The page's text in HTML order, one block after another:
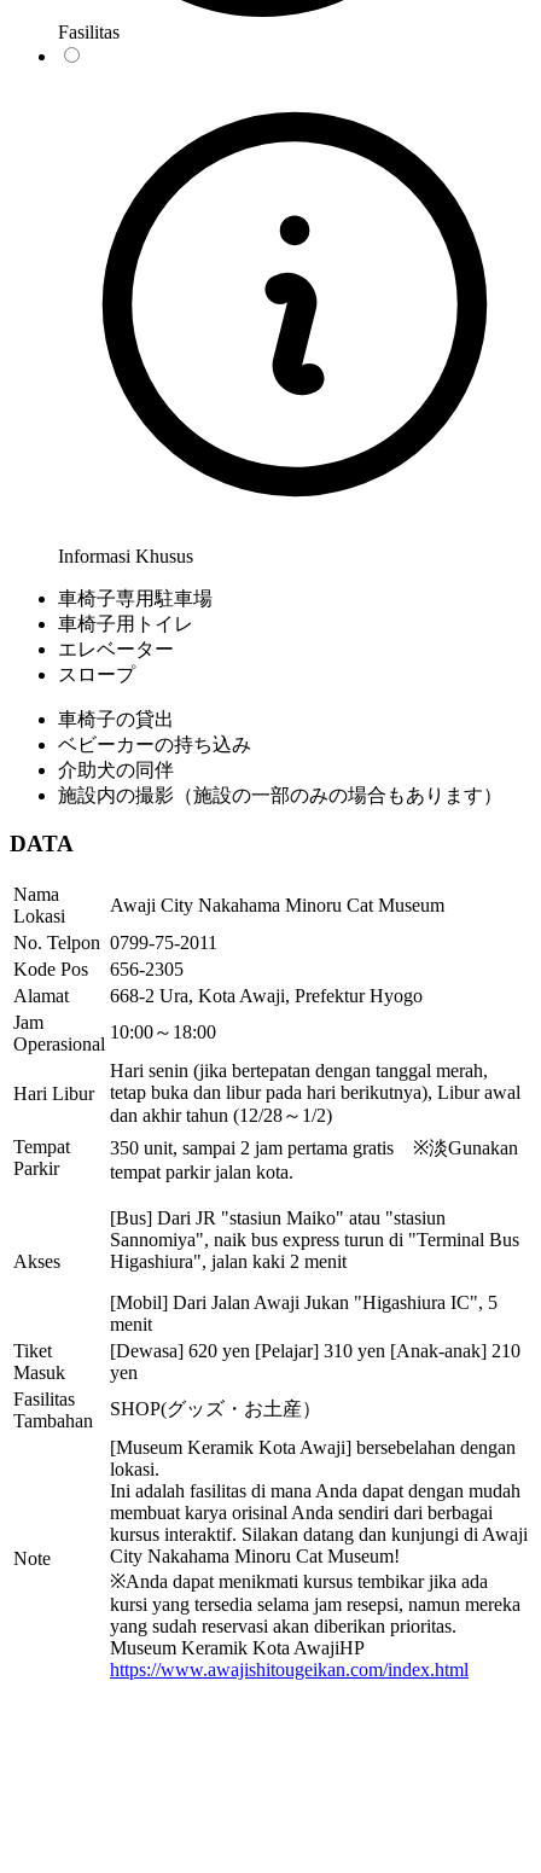
Fasilitas
Informasi Khusus
車椅子専用駐車場
車椅子用トイレ
エレベーター
スロープ
車椅子の貸出
ベビーカーの持ち込み
介助犬の同伴
施設内の撮影（施設の一部のみの場合もあります）
DATA
Nama
Lokasi
Awaji City Nakahama Minoru Cat Museum
No. Telpon 0799-75-2011
Kode Pos
656-2305
Alamat
668-2 Ura, Kota Awaji, Prefektur Hyogo
Jam
Operasional
10:00～18:00
Hari Libur
Hari senin (jika bertepatan dengan tanggal merah,
tetap buka dan libur pada hari berikutnya), Libur awal
dan akhir tahun (12/28～1/2)
Tempat
Parkir
350 unit, sampai 2 jam pertama gratis ※淡Gunakan
tempat parkir jalan kota.
Akses
[Bus] Dari JR "stasiun Maiko" atau "stasiun
Sannomiya", naik bus express turun di "Terminal Bus
Higashiura", jalan kaki 2 menit
[Mobil] Dari Jalan Awaji Jukan "Higashiura IC", 5
menit
Tiket
Masuk
[Dewasa] 620 yen [Pelajar] 310 yen [Anak-anak] 210
yen
Fasilitas
Tambahan
SHOP(グッズ・お土産）
Note
[Museum Keramik Kota Awaji] bersebelahan dengan
lokasi.
Ini adalah fasilitas di mana Anda dapat dengan mudah
membuat karya orisinal Anda sendiri dari berbagai
kursus interaktif. Silakan datang dan kunjungi di Awaji
City Nakahama Minoru Cat Museum!
※Anda dapat menikmati kursus tembikar jika ada
kursi yang tersedia selama jam resepsi, namun mereka
yang sudah reservasi akan diberikan prioritas.
Museum Keramik Kota AwajiHP
https://www.awajishitougeikan.com/index.html